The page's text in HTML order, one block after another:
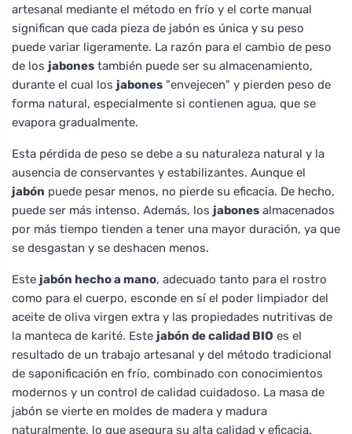
artesanal mediante el método en frío y el corte manual
significan que cada pieza de jabón es única y su peso
puede variar ligeramente. La razón para el cambio de peso
de los jabones también puede ser su almacenamiento,
durante el cual los jabones "envejecen" y pierden peso de
forma natural, especialmente si contienen agua, que se
evapora gradualmente.
Esta pérdida de peso se debe a su naturaleza natural y la
ausencia de conservantes y estabilizantes. Aunque el
jabón puede pesar menos, no pierde su eficacia. De hecho,
puede ser más intenso. Además, los jabones almacenados
por más tiempo tienden a tener una mayor duración, ya que
se desgastan y se deshacen menos.
Este jabón hecho a mano, adecuado tanto para el rostro
como para el cuerpo, esconde en sí el poder limpiador del
aceite de oliva virgen extra y las propiedades nutritivas de
la manteca de karité. Este jabón de calidad BIO es el
resultado de un trabajo artesanal y del método tradicional
de saponificación en frío, combinado con conocimientos
modernos y un control de calidad cuidadoso. La masa de
jabón se vierte en moldes de madera y madura
naturalmente, lo que asegura su alta calidad y eficacia.